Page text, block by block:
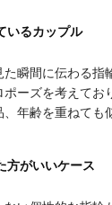
いるカップル
た瞬間に伝わる指
ポーズを考えてお
、年齢を重ねても
方がいいケース